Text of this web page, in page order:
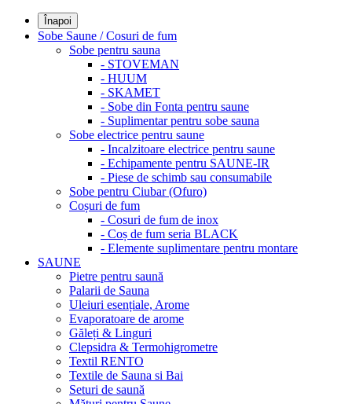
Înapoi
Sobe Saune / Cosuri de fum
Sobe pentru sauna
- STOVEMAN
- HUUM
- SKAMET
- Sobe din Fonta pentru saune
- Suplimentar pentru sobe sauna
Sobe electrice pentru saune
- Incalzitoare electrice pentru saune
- Echipamente pentru SAUNE-IR
- Piese de schimb sau consumabile
Sobe pentru Ciubar (Ofuro)
Coșuri de fum
- Cosuri de fum de inox
- Coș de fum seria BLACK
- Elemente suplimentare pentru montare
SAUNE
Pietre pentru saună
Palarii de Sauna
Uleiuri esențiale, Arome
Evaporatoare de arome
Găleți & Linguri
Clepsidra & Termohigrometre
Textil RENTO
Textile de Sauna si Bai
Seturi de saună